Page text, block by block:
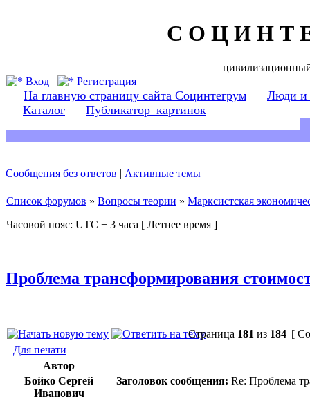
С О Ц И Н Т
Вход
Регистрация
На главную страницу сайта Социнтегрум
Люди и
Каталог
Публикатор_картинок
Сообщения без ответов | Активные темы
Список форумов » Вопросы теории » Марксистская
Часовой пояс: UTC + 3 часа [ Летнее время ]
Проблема трансформирования
Страница 181 из 184 [
Для печати
Автор
Бойко Сергей
Иванович
Заголовок сообщения: Re: Проблема